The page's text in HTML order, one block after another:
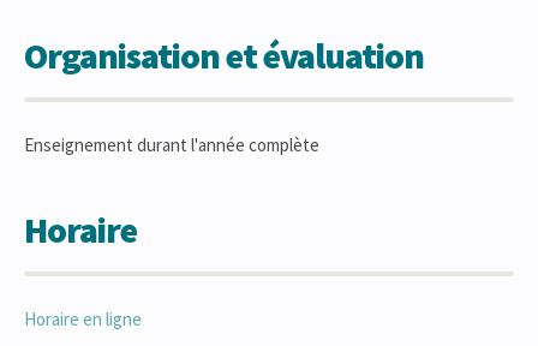
Organisation et évaluation
Enseignement durant l'année complète
Horaire
Horaire en ligne